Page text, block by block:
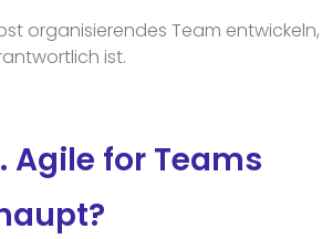
organisierendes Team entwickeln,
ist.
Agile for Teams